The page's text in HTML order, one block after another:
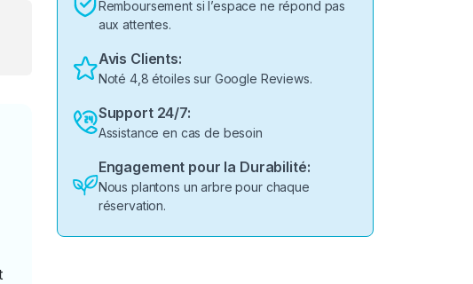
Remboursement si l’espace ne répond pas
aux attentes.
Avis Clients:
Noté 4,8 étoiles sur Google Reviews.
Support 24/7:
Assistance en cas de besoin
Engagement pour la Durabilité:
Nous plantons un arbre pour chaque
réservation.